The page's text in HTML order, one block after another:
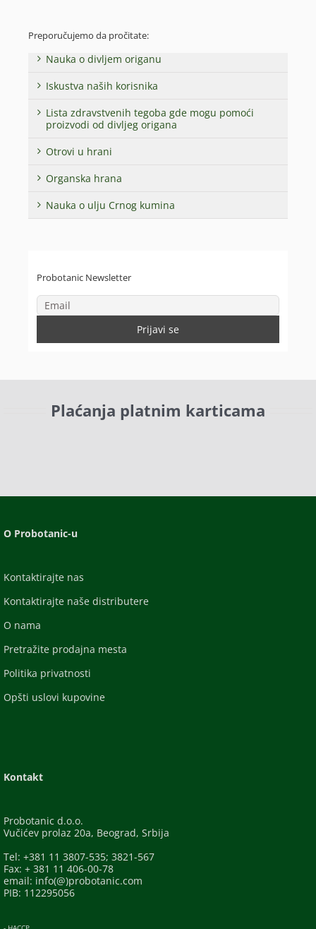
Preporučujemo da pročitate:
Nauka o divljem origanu
Iskustva naših korisnika
Lista zdravstvenih tegoba gde mogu pomoći
proizvodi od divljeg origana
Otrovi u hrani
Organska hrana
Nauka o ulju Crnog kumina
Probotanic Newsletter
Plaćanja platnim karticama
O Probotanic-u
Kontaktirajte nas
Kontaktirajte naše distributere
O nama
Pretražite prodajna mesta
Politika privatnosti
Opšti uslovi kupovine
Kontakt
Probotanic d.o.o.
Vučićev prolaz 20a, Beograd, Srbija
Tel: +381 11 3807-535; 3821-567
Fax: + 381 11 406-00-78
email: info(@)probotanic.com
PIB: 112295056